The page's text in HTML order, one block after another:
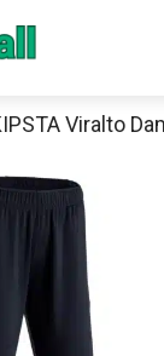
Viralto